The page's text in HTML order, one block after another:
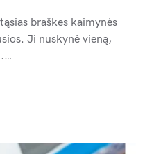
braškes kaimynės
Ji nuskynė vieną,